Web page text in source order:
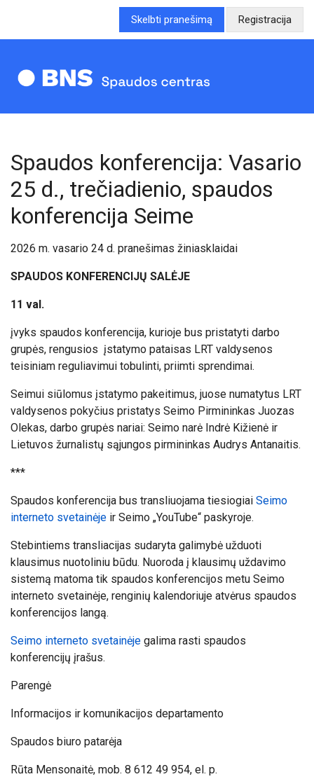
Skelbti pranešimą Registracija
Spaudos konferencija: Vasario
25 d., trečiadienio, spaudos
konferencija Seime
2026 m. vasario 24 d. pranešimas žiniasklaidai
SPAUDOS KONFERENCIJŲ SALĖJE
11 val.
įvyks spaudos konferencija, kurioje bus pristatyti darbo
grupės, rengusios įstatymo pataisas LRT valdysenos
teisiniam reguliavimui tobulinti, priimti sprendimai.
Seimui siūlomus įstatymo pakeitimus, juose numatytus LRT
valdysenos pokyčius pristatys Seimo Pirmininkas Juozas
Olekas, darbo grupės nariai: Seimo narė Indrė Kižienė ir
Lietuvos žurnalistų sąjungos pirmininkas Audrys Antanaitis.
***
Spaudos konferencija bus transliuojama tiesiogiai Seimo
interneto svetainėje ir Seimo „YouTube“ paskyroje.
Stebintiems transliacijas sudaryta galimybė užduoti
klausimus nuotoliniu būdu. Nuoroda į klausimų uždavimo
sistemą matoma tik spaudos konferencijos metu Seimo
interneto svetainėje, renginių kalendoriuje atvėrus spaudos
konferencijos langą.
Seimo interneto svetainėje galima rasti spaudos
konferencijų įrašus.
Parengė
Informacijos ir komunikacijos departamento
Spaudos biuro patarėja
Rūta Mensonaitė, mob. 8 612 49 954, el. p.